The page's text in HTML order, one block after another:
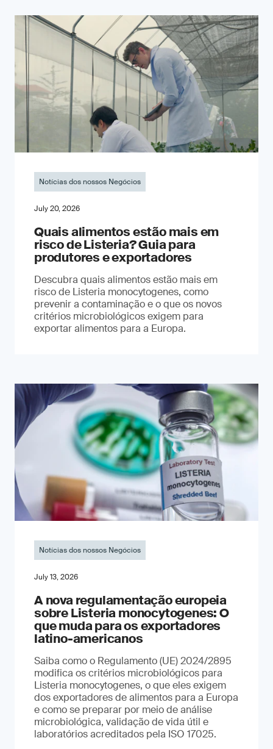
Notícias dos nossos Negócios
July 20, 2026
Quais alimentos estão mais em
risco de Listeria? Guia para
produtores e exportadores
Descubra quais alimentos estão mais em
risco de Listeria monocytogenes, como
prevenir a contaminação e o que os novos
critérios microbiológicos exigem para
exportar alimentos para a Europa.
Notícias dos nossos Negócios
July 13, 2026
A nova regulamentação europeia
sobre Listeria monocytogenes: O
que muda para os exportadores
latino-americanos
Saiba como o Regulamento (UE) 2024/2895
modifica os critérios microbiológicos para
Listeria monocytogenes, o que eles exigem
dos exportadores de alimentos para a Europa
e como se preparar por meio de análise
microbiológica, validação de vida útil e
laboratórios acreditados pela ISO 17025.